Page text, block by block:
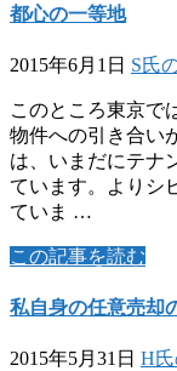
都心の一等地
2015年6月1日 S氏
このところ東京で
物件への引き合い
は、いまだにテナ
ています。よりシ
ていま …
この記事を読む
私自身の任意売却
2015年5月31日 H